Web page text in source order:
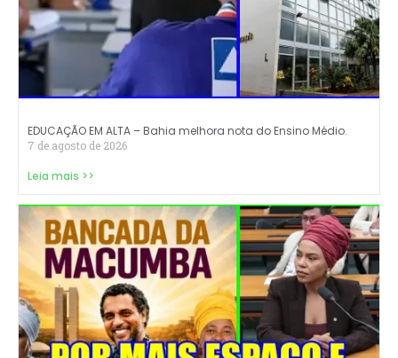
EDUCAÇÃO EM ALTA – Bahia melhora nota do Ensino Médio.
7 de agosto de 2026
Leia mais >>